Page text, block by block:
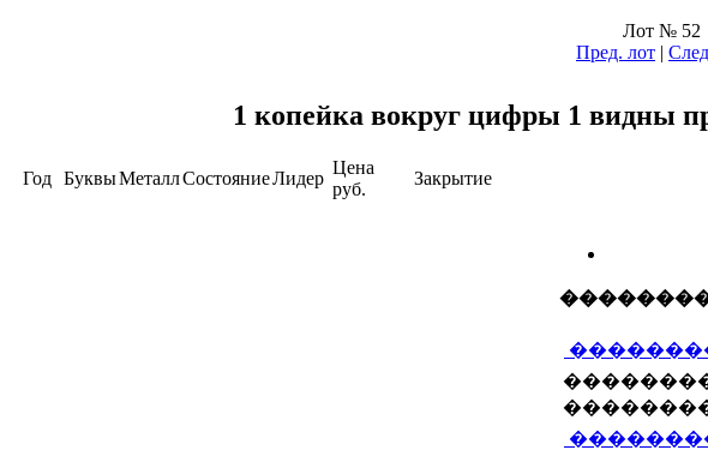
Лот № 52
Пред. лот |
1 копейка вокруг цифры 1 видны
Год БуквыМеталлСостояниеЛидер
Цена
руб.
Закрытие